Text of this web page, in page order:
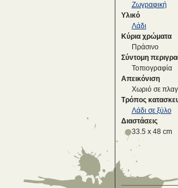
Ζωγραφική
Υλικό
Λάδι
Κύρια χρώματα
Πράσινο
Σύντομη
Τοπιογραφία
Απεικόνιση
Χωριό σε
Τρόπος
Λάδι σε ξύλο
Διαστάσεις
33.5 x 48 cm